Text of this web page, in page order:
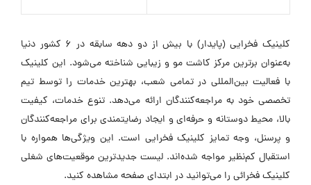
کلینیک فخرایی (پایدار) با بیش از دو دهه سابقه در 6 کشور دنیا
به‌عنوان برترین مرکز کاشت مو و زیبایی شناخته می‌شود. این کلینیک
با فعالیت بین‌المللی در تمامی شعب، بهترین خدمات را توسط تیم
تخصصی خود به مراجعه‌کنندگان ارائه می‌دهد. تنوع خدمات، کیفیت
بالا، محیط دوستانه و حرفه‌ای و ایجاد رضایتمندی برای مراجعه‌کنندگان
و پرسنل، وجه تمایز کلینیک فخرایی است. این ویژگی‌ها همواره با
استقبال کم‌نظیر مواجه شده‌اند. لیست جدیدترین موقعیت‌های شغلی
کلینیک فخرائی را می‌توانید در ابتدای صفحه مشاهده کنید.